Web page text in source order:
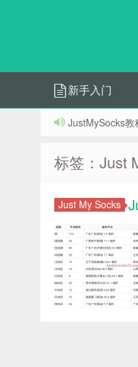
新手入门
JustMySocks教
标签：Just
Just My Socks